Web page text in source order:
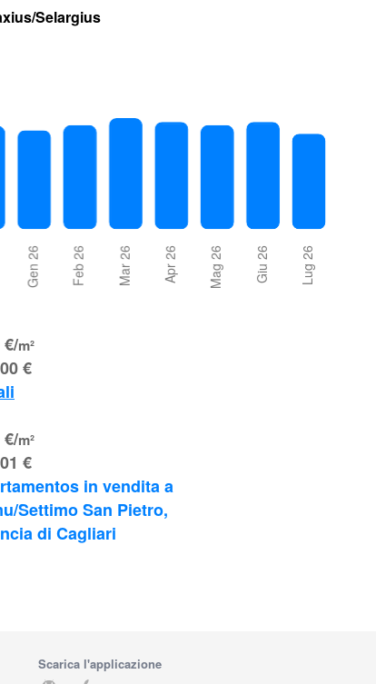
Selargius
€
€/m²
€
€/m²
in vendita a
Settimo San Pietro,
di Cagliari
Scarica l'applicazione